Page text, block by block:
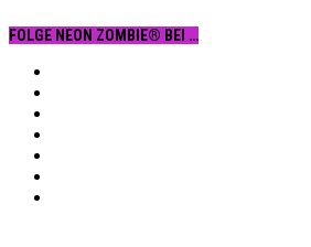
FOLGE NEON ZOMBIE® BEI …